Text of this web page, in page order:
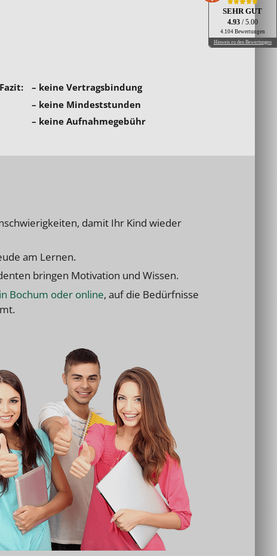
– keine Vertragsbindung
– keine Mindeststunden
– keine Aufnahmegebühr
damit Ihr Kind wieder
am Lernen.
bringen Motivation und Wissen.
Bochum oder online, auf die Bedürfnisse
SEHR GUT
4.93 / 5.00
4.104 Bewertungen
Hinweis zu den Bewertungen